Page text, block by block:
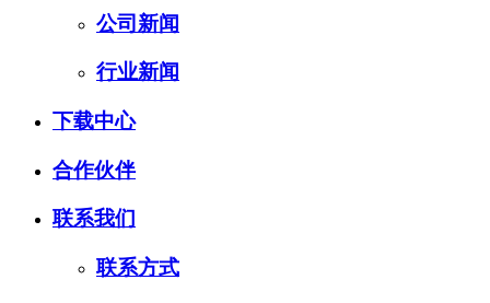
公司新闻
行业新闻
下载中心
合作伙伴
联系我们
联系方式